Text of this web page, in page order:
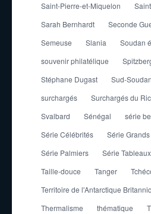
Saint-Pierre-et-Miquelon
Sarah Bernhardt
Seconde
Semeuse
Slania
Soudan
souvenir philatélique
Stéphane Dugast
Sud-Soudan
surchargés
Surchargés du
Svalbard
Sénégal
série
Série Célébrités
Série
Série Palmiers
Série Tableaux
Taille-douce
Tanger
Territoire de l'Antarctique
Thermalisme
thématique